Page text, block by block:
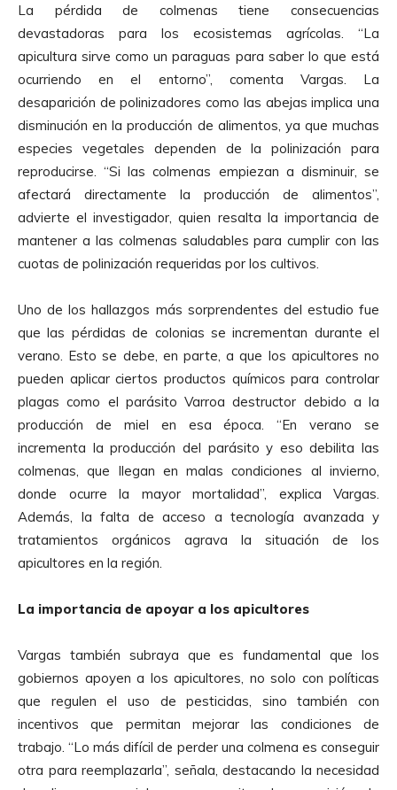
La pérdida de colmenas tiene consecuencias
devastadoras para los ecosistemas agrícolas. “La
apicultura sirve como un paraguas para saber lo que está
ocurriendo en el entorno”, comenta Vargas. La
desaparición de polinizadores como las abejas implica una
disminución en la producción de alimentos, ya que muchas
especies vegetales dependen de la polinización para
reproducirse. “Si las colmenas empiezan a disminuir, se
afectará directamente la producción de alimentos”,
advierte el investigador, quien resalta la importancia de
mantener a las colmenas saludables para cumplir con las
cuotas de polinización requeridas por los cultivos.
Uno de los hallazgos más sorprendentes del estudio fue
que las pérdidas de colonias se incrementan durante el
verano. Esto se debe, en parte, a que los apicultores no
pueden aplicar ciertos productos químicos para controlar
plagas como el parásito Varroa destructor debido a la
producción de miel en esa época. “En verano se
incrementa la producción del parásito y eso debilita las
colmenas, que llegan en malas condiciones al invierno,
donde ocurre la mayor mortalidad”, explica Vargas.
Además, la falta de acceso a tecnología avanzada y
tratamientos orgánicos agrava la situación de los
apicultores en la región.
La importancia de apoyar a los apicultores
Vargas también subraya que es fundamental que los
gobiernos apoyen a los apicultores, no solo con políticas
que regulen el uso de pesticidas, sino también con
incentivos que permitan mejorar las condiciones de
trabajo. “Lo más difícil de perder una colmena es conseguir
otra para reemplazarla”, señala, destacando la necesidad